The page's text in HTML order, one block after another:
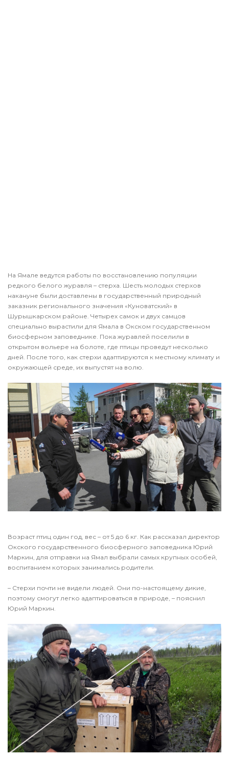
На Ямале ведутся работы по восстановлению популяции
редкого белого журавля – стерха. Шесть молодых стерхов
накануне были доставлены в государственный природный
заказник регионального значения «Куноватский» в
Шурышкарском районе. Четырех самок и двух самцов
специально вырастили для Ямала в Окском государственном
биосферном заповеднике. Пока журавлей поселили в
открытом вольере на болоте, где птицы проведут несколько
дней. После того, как стерхи адаптируются к местному климату и
окружающей среде, их выпустят на волю.
Возраст птиц один год, вес – от 5 до 6 кг. Как рассказал директор
Окского государственного биосферного заповедника Юрий
Маркин, для отправки на Ямал выбрали самых крупных особей,
воспитанием которых занимались родители.
– Стерхи почти не видели людей. Они по-настоящему дикие,
поэтому смогут легко адаптироваться в природе, – пояснил
Юрий Маркин.